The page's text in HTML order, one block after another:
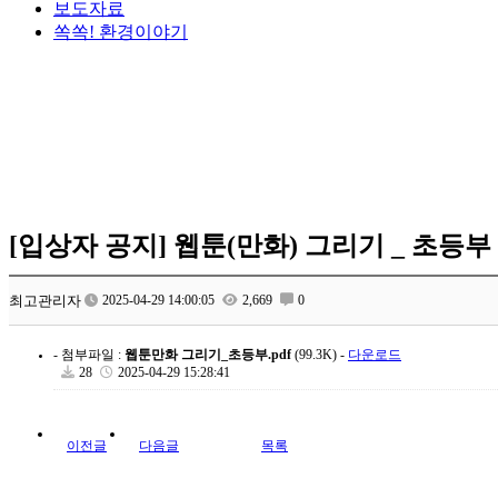
보도자료
쏙쏙! 환경이야기
[입상자 공지] 웹툰(만화) 그리기 _ 초등부
최고관리자 2025-04-29 14:00:05 2,669 0
- 첨부파일 : 웹툰만화 그리기_초등부.pdf(99.3K) - 다운로드
28
2025-04-29 15:28:41
이전글 다음글 목록